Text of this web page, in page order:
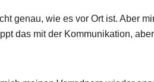
genau, wie es vor Ort ist. Aber
das mit der Kommunikation,